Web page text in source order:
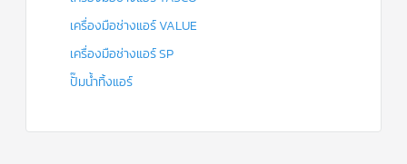
เครื่องมือช่างแอร์ VALUE
เครื่องมือช่างแอร์ SP
ปั๊มน้ำทิ้งแอร์